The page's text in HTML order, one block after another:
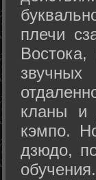
плечи
кланы и
кэмпо.
дзюдо,
обучения.